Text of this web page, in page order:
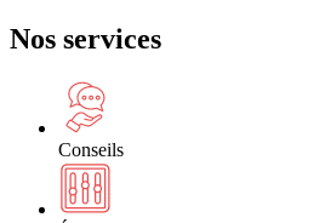
Nos services
Conseils